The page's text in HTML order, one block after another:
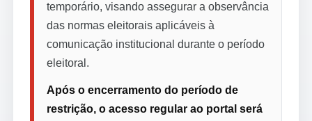
temporário, visando assegurar a observância
das normas eleitorais aplicáveis à
comunicação institucional durante o período
eleitoral.
Após o encerramento do período de
restrição, o acesso regular ao portal será